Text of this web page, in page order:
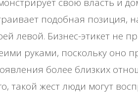
подобная позиция,
левой. Бизнес-этикет не
руками, поскольку оно
более близких
такой жест люди могут